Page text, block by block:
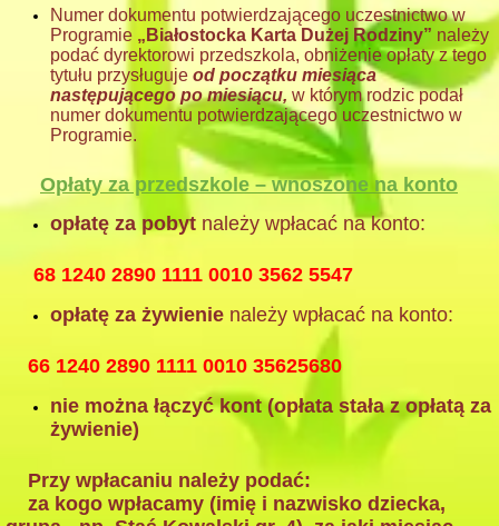
Numer dokumentu potwierdzającego uczestnictwo w
Programie „Białostocka Karta Dużej Rodziny” należy
podać dyrektorowi przedszkola, obniżenie opłaty z tego
tytułu przysługuje od początku miesiąca
następującego po miesiącu, w którym rodzic podał
numer dokumentu potwierdzającego uczestnictwo w
Programie.
Opłaty za przedszkole – wnoszone na konto
opłatę za pobyt należy wpłacać na konto:
68 1240 2890 1111 0010 3562 5547
opłatę za żywienie należy wpłacać na konto:
66 1240 2890 1111 0010 35625680
nie można łączyć kont (opłata stała z opłatą za
żywienie)
Przy wpłacaniu należy podać:
za kogo wpłacamy (imię i nazwisko dziecka,